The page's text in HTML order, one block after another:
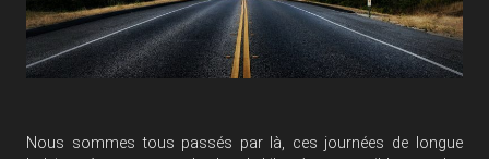
Nous sommes tous passés par là, ces journées de longue